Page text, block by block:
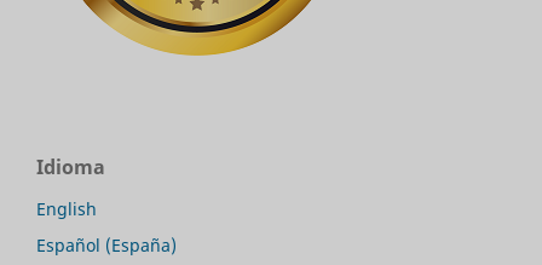
Idioma
English
Español (España)